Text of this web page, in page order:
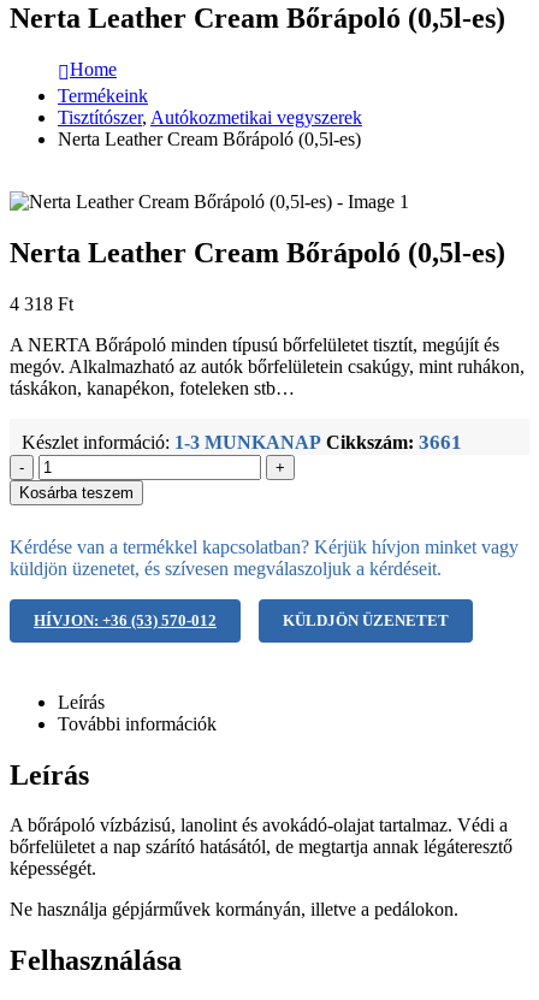
Nerta Leather Cream Bőrápoló (0,5l-es)
Home
Termékeink
Tisztítószer, Autókozmetikai vegyszerek
Nerta Leather Cream Bőrápoló (0,5l-es)
Nerta Leather Cream Bőrápoló (0,5l-es)
4 318 Ft
A NERTA Bőrápoló minden típusú bőrfelületet tisztít, megújít és
megóv. Alkalmazható az autók bőrfelületein csakúgy, mint ruhákon,
táskákon, kanapékon, foteleken stb…
Készlet információ: 1-3 MUNKANAP Cikkszám: 3661
-
+
Kosárba teszem
Kérdése van a termékkel kapcsolatban? Kérjük hívjon minket vagy
küldjön üzenetet, és szívesen megválaszoljuk a kérdéseit.
HÍVJON: +36 (53) 570-012 KÜLDJÖN ÜZENETET
Leírás
További információk
Leírás
A bőrápoló vízbázisú, lanolint és avokádó-olajat tartalmaz. Védi a
bőrfelületet a nap szárító hatásától, de megtartja annak légáteresztő
képességét.
Ne használja gépjárművek kormányán, illetve a pedálokon.
Felhasználása